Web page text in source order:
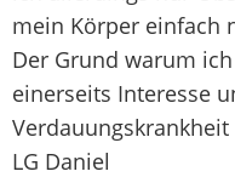
mein Körper einfach
Der Grund warum
einerseits Interesse
LG Daniel